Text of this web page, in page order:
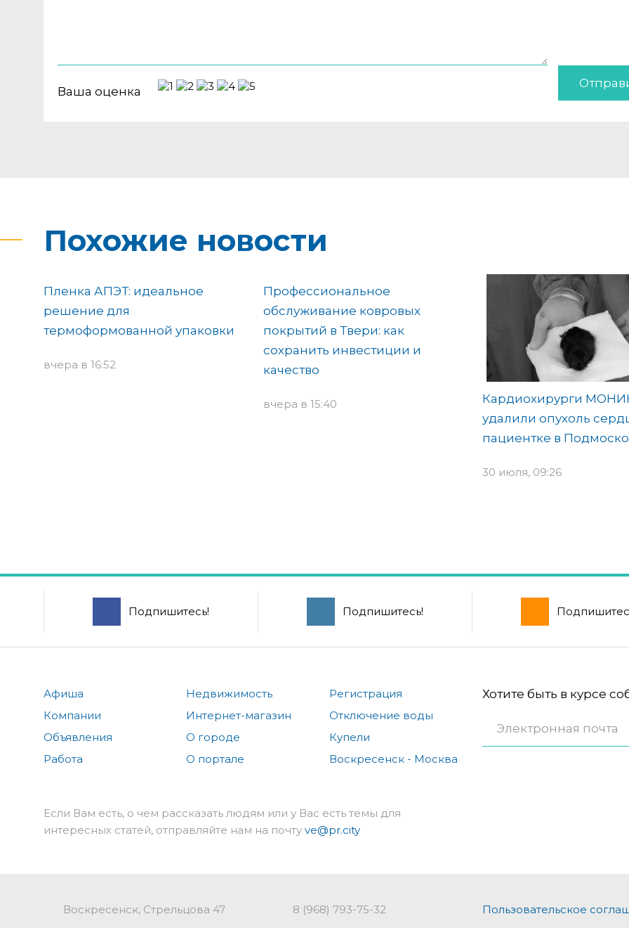
Ваша оценка
Похожие новости
Пленка АПЭТ: идеальное
решение для
термоформованной упаковки
вчера в 16:52
Профессиональное
обслуживание ковровых
покрытий в Твери: как
сохранить инвестиции и
качество
вчера в 15:40
Кардиохирурги
удалили опухоль
пациентке в
30 июля, 09:26
Подпишитесь! Подпишитесь!
Афиша
Компании
Объявления
Работа
Недвижимость
Интернет-магазин
О городе
О портале
Регистрация
Отключение воды
Купели
Воскресенск - Москва
Хотите быть в курсе
Если Вам есть, о чем рассказать людям или у Вас есть темы для
интересных статей, отправляйте нам на почту ve@pr.city
Воскресенск, Стрельцова 47 8 (968) 793-75-32 Пользовательское